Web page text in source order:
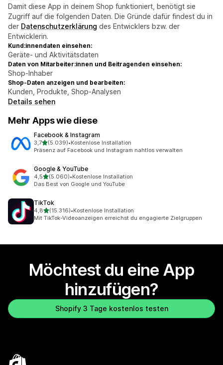
Damit diese App in deinem Shop funktioniert, benötigt sie
Zugriff auf die folgenden Daten. Die Gründe dafür findest du in
der Datenschutzerklärung des Entwicklers bzw. der
Entwicklerin.
Kund:innendaten einsehen:
Geräte- und Aktivitätsdaten
Daten von Mitarbeiter:innen und Beitragenden einsehen:
Shop-Inhaber
Shop-Daten anzeigen und bearbeiten:
Kunden, Produkte, Shop-Analysen
Details sehen
Mehr Apps wie diese
Facebook & Instagram
3,7von 5 Sternen
(5.039)
5039 Rezensionen insgesamt
•Kostenlose Installation
Präsenz auf Facebook und Instagram nahtlos verwalten
Google & YouTube
4,5von 5 Sternen
(5.060)
5060 Rezensionen insgesamt
•Kostenlose Installation
Das Best von Google und YouTube
TikTok
4,8von 5 Sternen
(15.316)
15316 Rezensionen insgesamt
•Kostenlose Installation
Mit TikTok-Videoanzeigen erreichst du engagierte Zielgruppen
Möchtest du eine App
hinzufügen?
Shopify 3 Tage kostenlos testen